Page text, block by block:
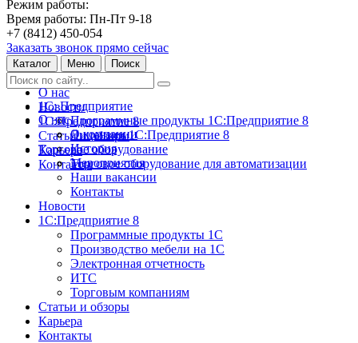
Режим работы:
Время работы: Пн-Пт 9-18
+7 (8412) 450-054
Заказать звонок прямо сейчас
Каталог Меню Поиск
О нас
Новости
1С:Предприятие 8
Статьи и обзоры
Карьера
Контакты
1С: Предприятие
Программные продукты 1С:Предприятие 8
Лицензии 1С:Предприятие 8
Торговое оборудование
Торговое оборудование для автоматизации
О нас
О компании
История
Мероприятия
Наши вакансии
Контакты
Новости
1С:Предприятие 8
Программные продукты 1С
Производство мебели на 1С
Электронная отчетность
ИТС
Торговым компаниям
Статьи и обзоры
Карьера
Контакты